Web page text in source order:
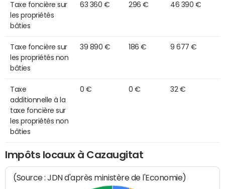
Taxe foncière sur
les propriétés
bâties
63 360 € 296 € 46 390 €
Taxe foncière sur
les propriétés non
bâties
39 890 € 186 € 9 677 €
Taxe
additionnelle à la
taxe foncière sur
les propriétés non
bâties
0 € 0 € 32 €
Impôts locaux à Cazaugitat
(Source : JDN d'après ministère de l'Economie)